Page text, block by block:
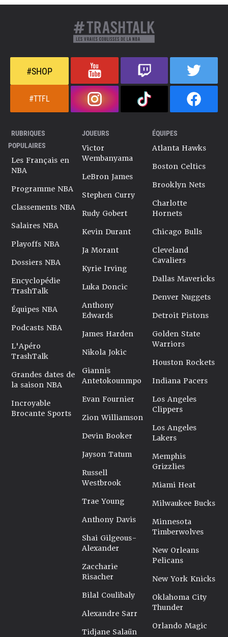
#SHOP
#TTFL
RUBRIQUES
POPULAIRES
Les Français en
NBA
Programme NBA
Classements NBA
Salaires NBA
Playoffs NBA
Dossiers NBA
Encyclopédie
TrashTalk
Équipes NBA
Podcasts NBA
L'Apéro
TrashTalk
Grandes dates de
la saison NBA
Incroyable
Brocante Sports
JOUEURS
Victor
Wembanyama
LeBron James
Stephen Curry
Rudy Gobert
Kevin Durant
Ja Morant
Kyrie Irving
Luka Doncic
Anthony
Edwards
James Harden
Nikola Jokic
Giannis
Antetokounmpo
Evan Fournier
Zion Williamson
Devin Booker
Jayson Tatum
Russell
Westbrook
Trae Young
Anthony Davis
Shai Gilgeous-
Alexander
Zaccharie
Risacher
Bilal Coulibaly
Alexandre Sarr
Tidjane Salaün
ÉQUIPES
Atlanta Hawks
Boston Celtics
Brooklyn Nets
Charlotte
Hornets
Chicago Bulls
Cleveland
Cavaliers
Dallas Mavericks
Denver Nuggets
Detroit Pistons
Golden State
Warriors
Houston Rockets
Indiana Pacers
Los Angeles
Clippers
Los Angeles
Lakers
Memphis
Grizzlies
Miami Heat
Milwaukee Bucks
Minnesota
Timberwolves
New Orleans
Pelicans
New York Knicks
Oklahoma City
Thunder
Orlando Magic